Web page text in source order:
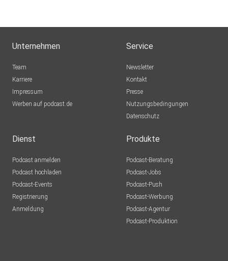
Unternehmen
Team
Karriere
Impressum
Werben auf podcast.de
Service
Newsletter
Kontakt
Presse
Nutzungsbedingungen
Datenschutz
Dienst
Podcast anmelden
Podcast hochladen
Podcast-Events
Registrierung
Anmeldung
Produkte
Podcast-Beratung
Podcast-Jobs
Podcast-Push
Podcast-Werbung
Podcast-Agentur
Podcast-Produktion